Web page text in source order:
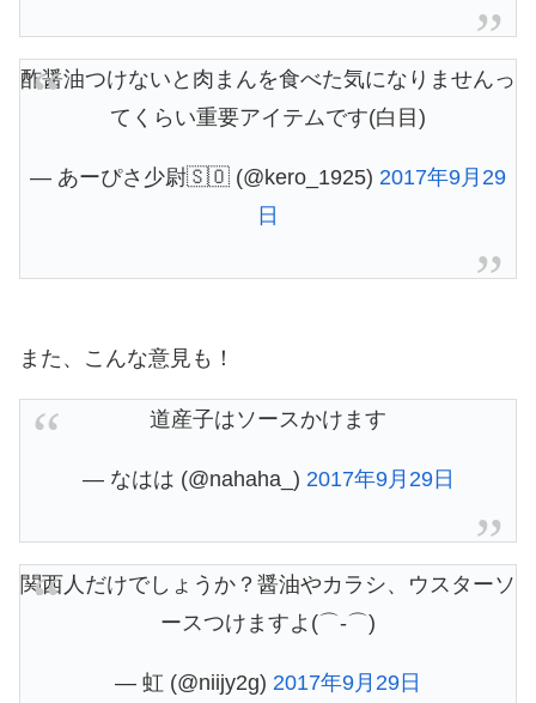
酢醤油つけないと肉まんを食べた気になりませんっ
てくらい重要アイテムです(白目)
— あーぴさ少尉🇸🇴 (@kero_1925) 2017年9月29
日
また、こんな意見も！
道産子はソースかけます
— なはは (@nahaha_) 2017年9月29日
関西人だけでしょうか？醤油やカラシ、ウスターソ
ースつけますよ(⌒‐⌒)
— 虹 (@niijy2g) 2017年9月29日